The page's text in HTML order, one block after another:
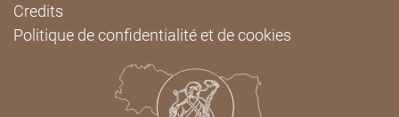
Credits
Politique de confidentialité et de cookies